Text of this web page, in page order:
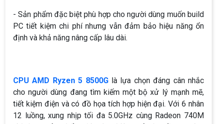
- Sản phẩm đặc biệt phù hợp cho người dùng muốn build
PC tiết kiệm chi phí nhưng vẫn đảm bảo hiệu năng ổn
định và khả năng nâng cấp lâu dài.
CPU AMD Ryzen 5 8500Glà lựa chọn đáng cân nhắc
cho người dùng đang tìm kiếm một bộ xử lý mạnh mẽ,
tiết kiệm điện và có đồ họa tích hợp hiện đại. Với 6 nhân
12 luồng, xung nhịp tối đa 5.0GHz cùng Radeon 740M